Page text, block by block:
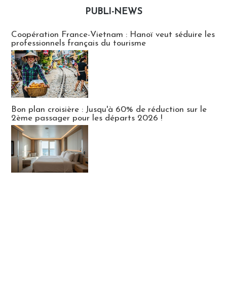
PUBLI-NEWS
Coopération France-Vietnam : Hanoï veut séduire les
professionnels français du tourisme
Bon plan croisière : Jusqu'à 60% de réduction sur le
2ème passager pour les départs 2026 !